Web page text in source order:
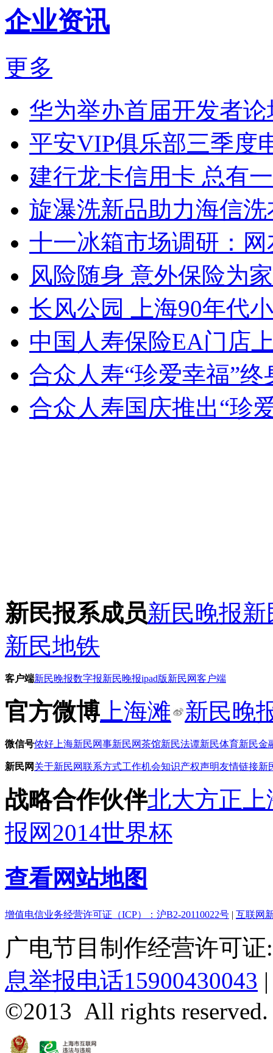
企业资讯
更多
华为举办首届开发者论
平安VIP俱乐部三季度
建行龙卡信用卡 总有
旋瀑洗新品助力海信
十一冰箱市场调研：
风险随身 意外保险为
长风公园 上海90年代
中国人寿保险EA门店
合众人寿“珍爱幸福”
合众人寿国庆推出“珍
新民报系成员新民晚报新
新民地铁
客户端新民晚报数字报新民晚报ipad版新民网客户端
官方微博 上海滩 新民晚
微信号侬好上海新民网事新民网茶馆新民法谭新民体育新民金
新民网关于新民网联系方式工作机会知识产权声明友情链接新
战略合作伙伴北大方正
报网2014世界杯
查看网站地图
增值电信业务经营许可证（ICP）：沪B2-20110022号 | 互联网
广电节目制作经营许可
息举报电话15900430043
©2013 All rights reserved.